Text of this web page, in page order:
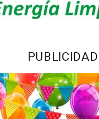
PUBLICIDAD